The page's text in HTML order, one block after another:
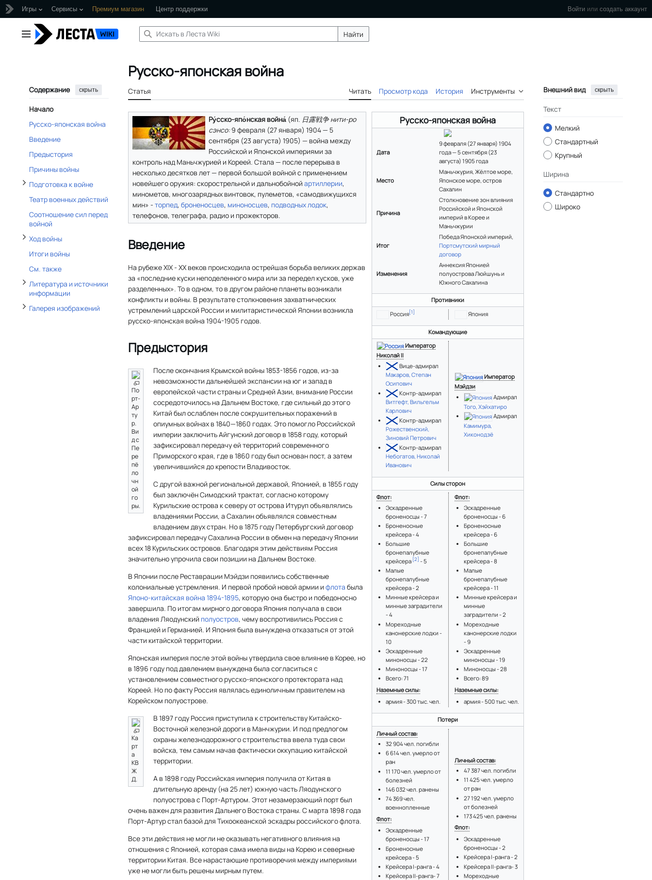
Войти или создать аккаунт
Игры Сервисы Премиум магазин Центр поддержки
содержанию
Главное меню Найти
Содержание скрыть
Начало
Русско-японская война
Введение
Предыстория
Причины войны
Подготовка к войне
Отобразить/Скрыть подраздел Подготовка к войне
Театр военных действий
Соотношение сил перед
войной
Ход войны
Отобразить/Скрыть подраздел Ход войны
Итоги войны
См. также
Литература и источники
информации
Отобразить/Скрыть подраздел Литература и источники информации
Галерея изображений
Отобразить/Скрыть подраздел Галерея изображений
Русско-японская война
Статья Читать Просмотр кода История Инструменты Внешний вид скрыть
Текст
Мелкий
Стандартный
Крупный
Ширина
Стандартно
Широко
Русско-японская война
Дата
9 февраля (27 января) 1904
года — 5 сентября (23
августа) 1905 года
Место
Маньчжурия, Жёлтое море,
Японское море, остров
Сахалин
Причина
Столкновение зон влияния
Российской и Японской
империй в Корее и
Маньчжурии
Итог
Победа Японской империй,
Портсмутский мирный
договор
Изменения
Аннексия Японией
полуострова Люйшунь и
Южного Сахалина
Противники
Россия[1] Япония
Командующие
Император
Николай II
Вице-адмирал
Макаров, Степан
Осипович
Контр-адмирал
Витгефт, Вильгельм
Карлович
Контр-адмирал
Рожественский,
Зиновий Петрович
Контр-адмирал
Небогатов, Николай
Иванович
Император
Мэйдзи
Адмирал
Того, Хэйхатиро
Адмирал
Камимура,
Хиконодзё
Силы сторон
Флот:
Эскадренные
броненосцы - 7
Броненосные
крейсера - 4
Большие
бронепалубные
крейсера 2 - 5
Малые
бронепалубные
крейсера - 2
Минные крейсера и
минные заградители
- 4
Мореходные
канонерские лодки -
10
Эскадренные
миноносцы - 22
Миноносцы - 17
Всего: 71
Наземные силы:
армия - 300 тыс. чел.
Флот:
Эскадренные
броненосцы - 6
Броненосные
крейсера - 6
Большие
бронепалубные
крейсера - 8
Малые
бронепалубные
крейсера - 11
Минные крейсера и
минные
заградители - 2
Мореходные
канонерские лодки
- 9
Эскадренные
миноносцы - 19
Миноносцы - 28
Всего: 89
Наземные силы:
армия - 500 тыс. чел.
Потери
Личный состав:
32 904 чел. погибли
6 614 чел. умерло от
ран
11 170 чел. умерло от
болезней
146 032 чел. ранены
74 369 чел.
военнопленные
Флот:
Эскадренные
броненосцы - 17
Броненосные
крейсера - 5
Крейсера I-ранга - 4
Крейсера II-ранга- 7
Личный состав:
47 387 чел. погибли
11 425 чел. умерло
от ран
27 192 чел. умерло
от болезней
173 425 чел. ранены
Флот:
Эскадренные
броненосцы - 2
Крейсера I-ранга - 2
Крейсера II-ранга- 3
Мореходные
Ру́сско-япо́нская война́ (яп. 日露戦争 нити-ро
сэнсо:9 февраля (27 января) 1904 — 5
сентября (23 августа) 1905) — война между
Российской и Японской империями за
контроль над Маньчжурией и Кореей. Стала — после перерыва в
несколько десятков лет — первой большой войной с применением
новейшего оружия: скорострельной и дальнобойной артиллерии,
минометов, многозарядных винтовок, пулеметов, «самодвижущихся
мин» - торпед, броненосцев, миноносцев, подводных лодок,
телефонов, телеграфа, радио и прожекторов.
Введение
На рубеже XIX - XX веков происходила острейшая борьба великих держав
за «последние куски неподеленного мира или за передел кусков, уже
разделенных». То в одном, то в другом районе планеты возникали
конфликты и войны. В результате столкновения захватнических
устремлений царской России и милитаристической Японии возникла
русско-японская война 1904-1905 годов.
Предыстория
По
рт-
Ар
ту
р.
Ви
д с
Пе
ре
пё
ло
чн
ой
го
ры.
После окончания Крымской войны 1853-1856 годов, из-за
невозможности дальнейшей экспансии на юг и запад в
европейской части страны и Средней Азии, внимание России
сосредоточилось на Дальнем Востоке, где сильный до этого
Китай был ослаблен после сокрушительных поражений в
опиумных войнах в 1840—1860 годах. Это помогло Российской
империи заключить Айгунский договор в 1858 году, который
зафиксировал передачу ей территорий современного
Приморского края, где в 1860 году был основан пост, а затем
увеличившийся до крепости Владивосток.
С другой важной региональной державой, Японией, в 1855 году
был заключён Симодский трактат, согласно которому
Курильские острова к северу от острова Итуруп объявлялись
владениями России, а Сахалин объявлялся совместным
владением двух стран. Но в 1875 году Петербургский договор
зафиксировал передачу Сахалина России в обмен на передачу Японии
всех 18 Курильских островов. Благодаря этим действиям Россия
значительно упрочила свои позиции на Дальнем Востоке.
В Японии после Реставрации Мэйдзи появились собственные
колониальные устремления. И первой пробой новой армии и флота была
Японо-китайская война 1894-1895, которую она быстро и победоносно
завершила. По итогам мирного договора Япония получала в свои
владения Ляодунский полуостров, чему воспротивились Россия с
Францией и Германией. И Япония была вынуждена отказаться от этой
части китайской территории.
Японская империя после этой войны утвердила свое влияние в Корее, но
в 1896 году под давлением вынуждена была согласиться с
установлением совместного русско-японского протектората над
Кореей. Но по факту Россия являлась единоличным правителем на
Корейском полуострове.
Ка
рт
а
КВ
Ж
Д.
В 1897 году Россия приступила к строительству Китайско-
Восточной железной дороги в Манчжурии. И под предлогом
охраны железнодорожного строительства ввела туда свои
войска, тем самым начав фактически оккупацию китайской
территории.
А в 1898 году Российская империя получила от Китая в
длительную аренду (на 25 лет) южную часть Ляодунского
полуострова с Порт-Артуром. Этот незамерзающий порт был
очень важен для развития Дальнего Востока страны. С марта 1898 года
Порт-Артур стал базой для Тихоокеанской эскадры российского флота.
Все эти действия не могли не оказывать негативного влияния на
отношения с Японией, которая сама имела виды на Корею и северные
территории Китая. Все нарастающие противоречия между империями
уже не могли быть решены мирным путем.